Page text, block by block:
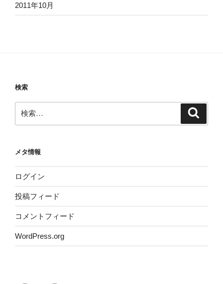
2011年10月
検索
索:
メタ情報
ログイン
投稿フィード
コメントフィード
WordPress.org